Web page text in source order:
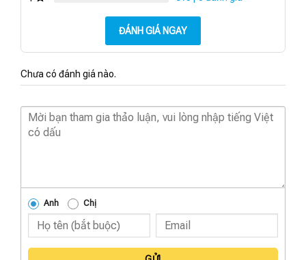
ĐÁNH GIÁ NGAY
Chưa có đánh giá nào.
Anh Chị